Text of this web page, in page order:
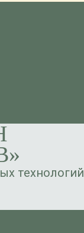
технологий